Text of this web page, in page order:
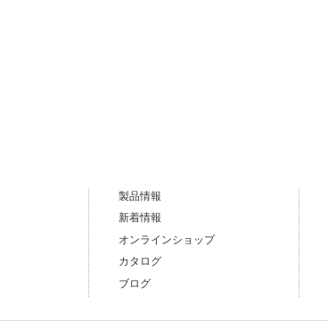
製品情報
新着情報
オンラインショップ
カタログ
ブログ